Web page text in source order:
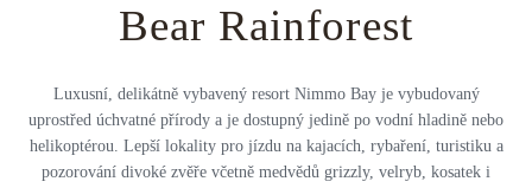
Bear Rainforest
Luxusní, delikátně vybavený resort Nimmo Bay je vybudovaný
uprostřed úchvatné přírody a je dostupný jedině po vodní hladině nebo
helikoptérou. Lepší lokality pro jízdu na kajacích, rybaření, turistiku a
pozorování divoké zvěře včetně medvědů grizzly, velryb, kosatek i
Všechny zážitky